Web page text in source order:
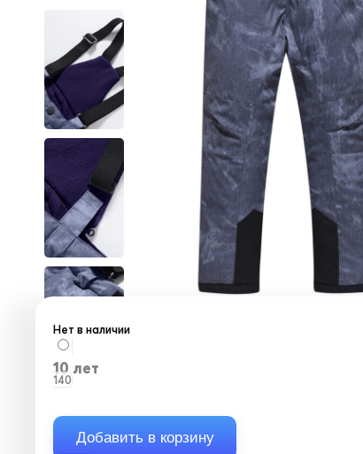
Нет в наличии
10 лет
140